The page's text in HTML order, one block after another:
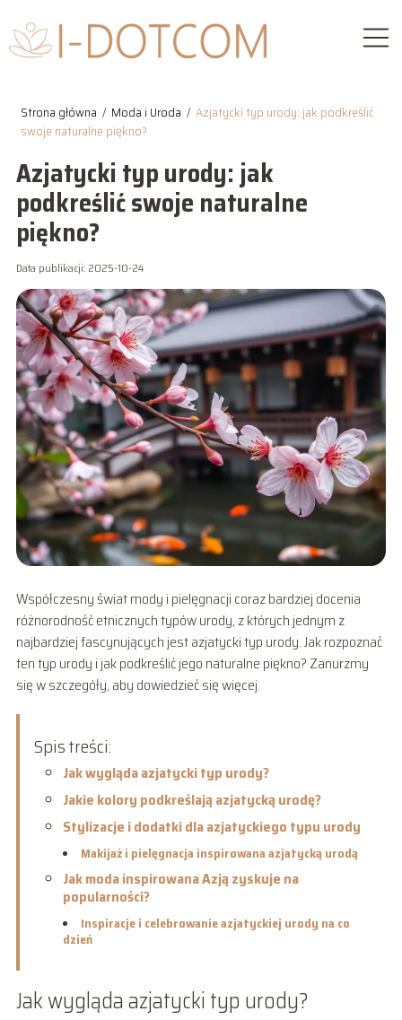
Strona główna / Moda i Uroda / Azjatycki typ urody: jak podkreślić
swoje naturalne piękno?
Azjatycki typ urody: jak
podkreślić swoje naturalne
piękno?
Data publikacji: 2025-10-24
Współczesny świat mody i pielęgnacji coraz bardziej docenia
różnorodność etnicznych typów urody, z których jednym z
najbardziej fascynujących jest azjatycki typ urody. Jak rozpoznać
ten typ urody i jak podkreślić jego naturalne piękno? Zanurzmy
się w szczegóły, aby dowiedzieć się więcej.
Spis treści:
Jak wygląda azjatycki typ urody?
Jakie kolory podkreślają azjatycką urodę?
Stylizacje i dodatki dla azjatyckiego typu urody
Makijaż i pielęgnacja inspirowana azjatycką urodą
Jak moda inspirowana Azją zyskuje na
popularności?
Inspiracje i celebrowanie azjatyckiej urody na co
dzień
Jak wygląda azjatycki typ urody?